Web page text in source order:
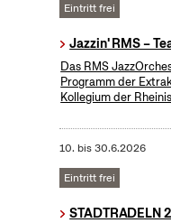
Eintritt frei
Jazzin' RMS –
Das RMS
Programm der
Kollegium der
10. bis30.6.2026
Eintritt frei
STADTRADELN